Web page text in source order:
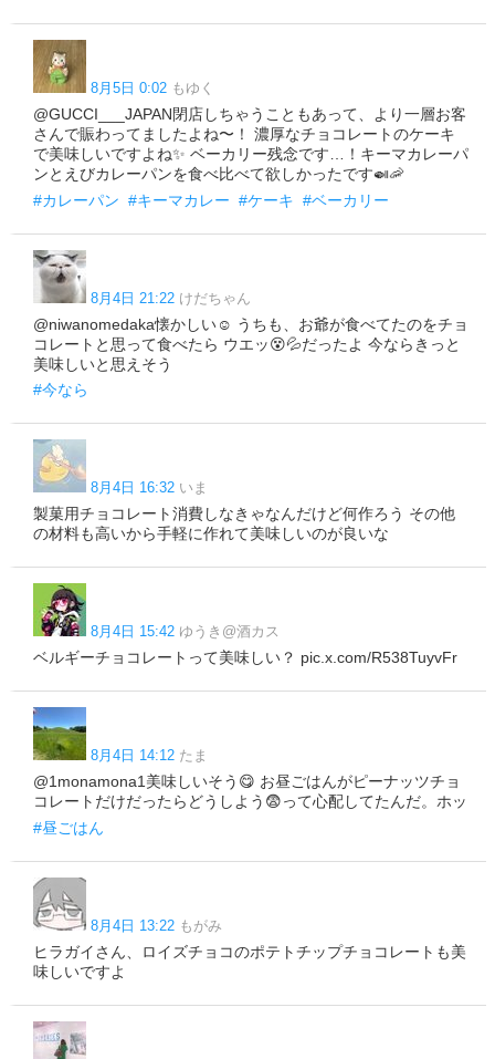
8月5日 0:02 もゆく
@GUCCI___JAPAN閉店しちゃうこともあって、より一層お客
さんで賑わってましたよね〜！ 濃厚なチョコレートのケーキ
で美味しいですよね✨ ベーカリー残念です…！キーマカレーパ
ンとえびカレーパンを食べ比べて欲しかったです🍛🦐
#カレーパン #キーマカレー #ケーキ #ベーカリー
8月4日 21:22 けだちゃん
@niwanomedaka懐かしい☺️ うちも、お爺が食べてたのをチョ
コレートと思って食べたら ウエッ😵💦だったよ 今ならきっと
美味しいと思えそう
#今なら
8月4日 16:32 いま
製菓用チョコレート消費しなきゃなんだけど何作ろう その他
の材料も高いから手軽に作れて美味しいのが良いな
8月4日 15:42 ゆうき@酒カス
ベルギーチョコレートって美味しい？ pic.x.com/R538TuyvFr
8月4日 14:12 たま
@1monamona1美味しいそう😋 お昼ごはんがピーナッツチョ
コレートだけだったらどうしよう😨って心配してたんだ。ホッ
#昼ごはん
8月4日 13:22 もがみ
ヒラガイさん、ロイズチョコのポテトチップチョコレートも美
味しいですよ